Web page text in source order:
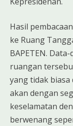
Hasil
ke Ruang
BAPETEN.
ruangan
yang tidak biasa
akan dengan
keselamatan
berwenang